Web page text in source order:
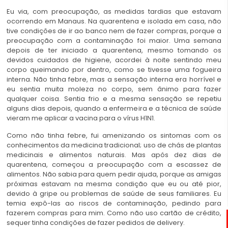
Eu via, com preocupação, as medidas tardias que estavam
ocorrendo em Manaus. Na quarentena e isolada em casa, não
tive condições de ir ao banco nem de fazer compras, porque a
preocupação com a contaminação foi maior. Uma semana
depois de ter iniciado a quarentena, mesmo tomando os
devidos cuidados de higiene, acordei à noite sentindo meu
corpo queimando por dentro, como se tivesse uma fogueira
interna. Não tinha febre, mas a sensação interna era horrível e
eu sentia muita moleza no corpo, sem ânimo para fazer
qualquer coisa. Sentia frio e a mesma sensação se repetiu
alguns dias depois, quando a enfermeira e a técnica de saúde
vieram me aplicar a vacina para o vírus H1N1.
Como não tinha febre, fui amenizando os sintomas com os
conhecimentos da medicina tradicional; uso de chás de plantas
medicinais e alimentos naturais. Mas após dez dias de
quarentena, começou a preocupação com a escassez de
alimentos. Não sabia para quem pedir ajuda, porque as amigas
próximas estavam na mesma condição que eu ou até pior,
devido à gripe ou problemas de saúde de seus familiares. Eu
temia expô-las ao riscos de contaminação, pedindo para
fazerem compras para mim. Como não uso cartão de crédito,
sequer tinha condições de fazer pedidos de delivery.